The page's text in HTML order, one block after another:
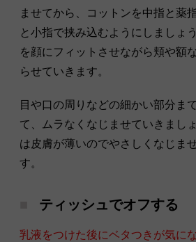
ませてから、コットンを中指と薬
と小指で挟み込むようにしましょ
を顔にフィットさせながら頬や額
らせていきます。
目や口の周りなどの細かい部分ま
て、ムラなくなじませていきまし
は皮膚が薄いのでやさしくなじま
す。
ティッシュでオフする
乳液をつけた後にベタつきが気に